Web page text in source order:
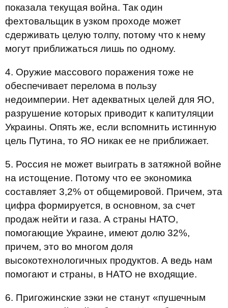
показала текущая война. Так один
фехтовальщик в узком проходе может
сдерживать целую толпу, потому что к нему
могут приближаться лишь по одному.
4. Оружие массового поражения тоже не
обеспечивает перелома в пользу
недоимперии. Нет адекватных целей для ЯО,
разрушение которых приводит к капитуляции
Украины. Опять же, если вспомнить истинную
цель Путина, то ЯО никак ее не приближает.
5. Россия не может выиграть в затяжной войне
на истощение. Потому что ее экономика
составляет 3,2% от общемировой. Причем, эта
цифра формируется, в основном, за счет
продаж нейти и газа. А страны НАТО,
помогающие Украине, имеют долю 32%,
причем, это во многом доля
высокотехнологичных продуктов. А ведь нам
помогают и страны, в НАТО не входящие.
6. Пригожинские зэки не станут «пушечным